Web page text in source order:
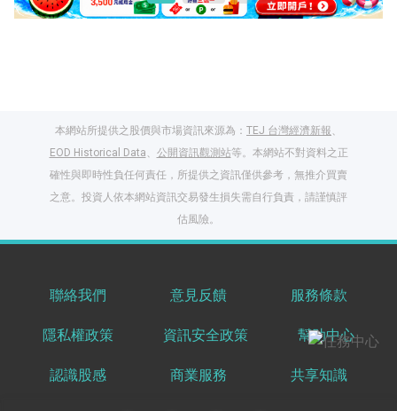
本網站所提供之股價與市場資訊來源為： TEJ 台灣經濟新報、
EOD Historical Data、 公開資訊觀測站等。本網站不對資料之正
確性與即時性負任何責任，所提供之資訊僅供參考，無推介買賣
之意。投資人依本網站資訊交易發生損失需自行負責，請謹慎評
估風險。
聯絡我們 意見反饋 服務條款
隱私權政策 資訊安全政策 幫助中心
認識股感 商業服務 共享知識
出國就缺這咖？股